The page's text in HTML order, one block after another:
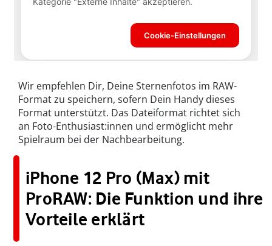
Wir empfehlen Dir, Deine Sternenfotos im RAW-
Format zu speichern, sofern Dein Handy dieses
Format unterstützt. Das Dateiformat richtet sich
an Foto-Enthusiast:innen und ermöglicht mehr
Spielraum bei der Nachbearbeitung.
iPhone 12 Pro (Max) mit
ProRAW: Die Funktion und ihre
Vorteile erklärt